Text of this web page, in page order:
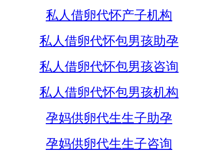
私人借卵代怀产子机构
私人借卵代怀包男孩助孕
私人借卵代怀包男孩咨询
私人借卵代怀包男孩机构
孕妈供卵代生生子助孕
孕妈供卵代生生子咨询